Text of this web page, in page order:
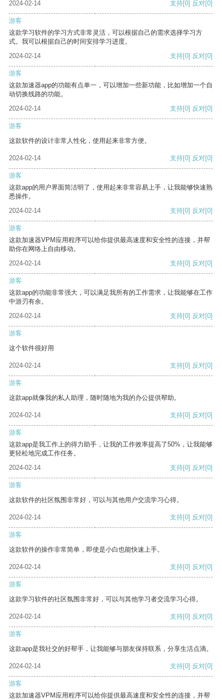
2024-02-14 支持[0] 反对[0]
游客
这款学习软件的学习方式非常灵活，可以根据自己的需求选择学习方
式。我可以根据自己的时间安排学习进度。
2024-02-14
支持[0] 反对[0]
游客
这款加速器app的功能有点单一，可以增加一些新功能，比如增加一个自
动切换线路的功能。
2024-02-14
支持[0] 反对[0]
游客
这款软件的设计非常人性化，使用起来非常方便。
2024-02-14 支持[0] 反对[0]
游客
这款app的用户界面简洁明了，使用起来非常容易上手，让我能够快速熟
悉操作。
2024-02-14
支持[0] 反对[0]
游客
这款加速器VPM应用程序可以给你提供最高速度和安全性的连接，并帮
助你在网络上自由移动。
2024-02-14
支持[0] 反对[0]
游客
这款app的功能非常强大，可以满足我所有的工作需求，让我能够在工作
中游刃有余。
2024-02-14
支持[0] 反对[0]
游客
这个软件很好用
2024-02-14 支持[0] 反对[0]
游客
这款app就像我的私人助理，随时随地为我的办公提供帮助。
2024-02-14 支持[0] 反对[0]
游客
这款app是我工作上的得力助手，让我的工作效率提高了50%，让我能够
更轻松地完成工作任务。
2024-02-14
支持[0] 反对[0]
游客
这款软件的社区氛围非常好，可以与其他用户交流学习心得。
2024-02-14 支持[0] 反对[0]
游客
这款软件的操作非常简单，即使是小白也能快速上手。
2024-02-14 支持[0] 反对[0]
游客
这款学习软件的社区氛围非常好，可以与其他学习者交流学习心得。
2024-02-14 支持[0] 反对[0]
游客
这款app是我社交的好帮手，让我能够与朋友保持联系，分享生活点滴。
2024-02-14 支持[0] 反对[0]
游客
这款加速器VPM应用程序可以给你提供最高速度和安全性的连接，并帮